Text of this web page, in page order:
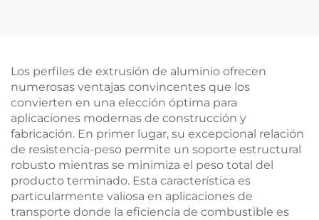
Los perfiles de extrusión de aluminio ofrecen
numerosas ventajas convincentes que los
convierten en una elección óptima para
aplicaciones modernas de construcción y
fabricación. En primer lugar, su excepcional relación
de resistencia-peso permite un soporte estructural
robusto mientras se minimiza el peso total del
producto terminado. Esta característica es
particularmente valiosa en aplicaciones de
transporte donde la eficiencia de combustible es